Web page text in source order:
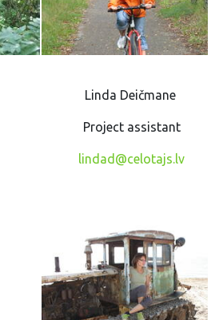
Linda Deičmane
Project assistant
lindad@celotajs.lv